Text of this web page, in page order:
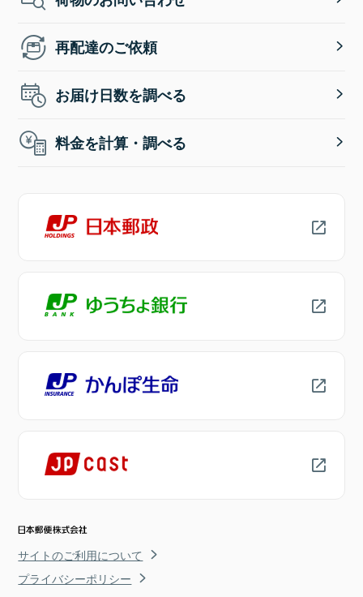
再配達のご依頼
お届け日数を調べる
料金を計算・調べる
サイトのご利用について
プライバシーポリシー